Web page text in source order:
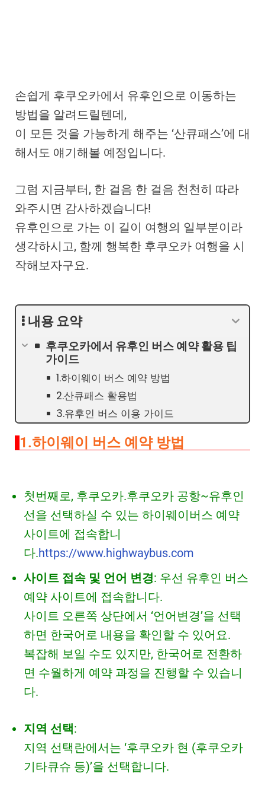
손쉽게 후쿠오카에서 유후인으로 이동하는
방법을 알려드릴텐데,
이 모든 것을 가능하게 해주는 ‘산큐패스’에 대
해서도 얘기해볼 예정입니다.
그럼 지금부터, 한 걸음 한 걸음 천천히 따라
와주시면 감사하겠습니다!
유후인으로 가는 이 길이 여행의 일부분이라
생각하시고, 함께 행복한 후쿠오카 여행을 시
작해보자구요.
내용 요약
후쿠오카에서 유후인 버스 예약 활용 팁
가이드
1.하이웨이 버스 예약 방법
2.산큐패스 활용법
3.유후인 버스 이용 가이드
1.하이웨이 버스 예약 방법
첫번째로, 후쿠오카.후쿠오카 공항~유후인
선을 선택하실 수 있는 하이웨이버스 예약
사이트에 접속합니
다.https://www.highwaybus.com
사이트 접속 및 언어 변경: 우선 유후인 버스
예약 사이트에 접속합니다.
사이트 오른쪽 상단에서 ‘언어변경’을 선택
하면 한국어로 내용을 확인할 수 있어요.
복잡해 보일 수도 있지만, 한국어로 전환하
면 수월하게 예약 과정을 진행할 수 있습니
다.
지역 선택:
지역 선택란에서는 ‘후쿠오카 현 (후쿠오카
기타큐슈 등)’을 선택합니다.